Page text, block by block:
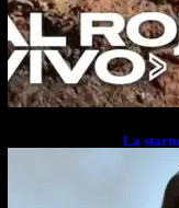
La
estrés